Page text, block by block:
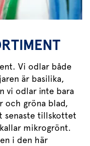
Vi odlar både
är basilika,
vi odlar inte bara
och gröna blad,
senaste tillskottet
mikrogrönt.
i den här